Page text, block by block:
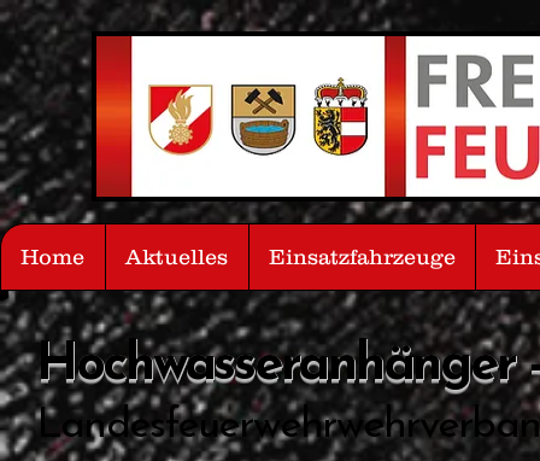
Hochwasseranhänger
Home Aktuelles Einsatzfahrzeuge